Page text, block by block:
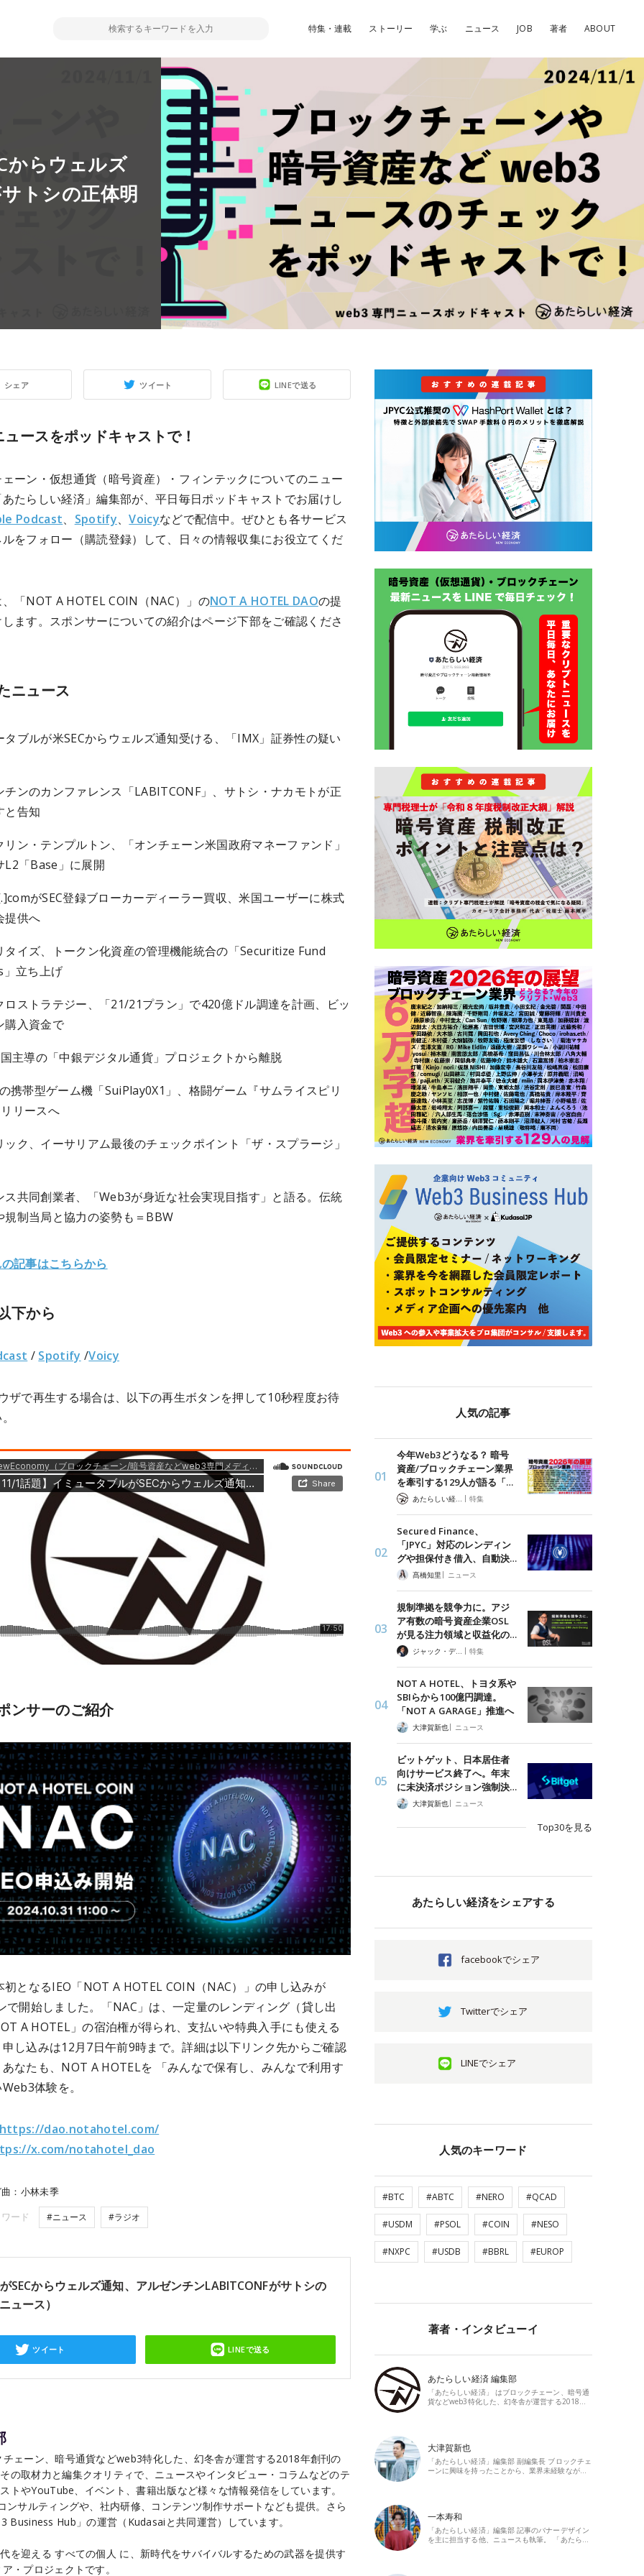
特集・連載 ストーリー 学ぶ ニュース JOB 著者 ABOUT
からウェルズ
トシの正体明
シェア ツイート LINEで送る
ースをポッドキャストで！
ーン・仮想通貨（暗号資産）・フィンテックについてのニュー
たらしい経済」編集部が、平日毎日ポッドキャストでお届けし
Podcast、 Spotify、Voicyなどで配信中。ぜひとも各サービス
をフォロー（購読登録）して、日々の情報収集にお役立てくだ
「NOT A HOTEL COIN（NAC）」のNOT A HOTEL DAOの提
ます。スポンサーについての紹介はページ下部をご確認くださ
ニュース
タブルが米SECからウェルズ通知受ける、「IMX」証券性の疑い
チンのカンファレンス「LABITCONF」、サトシ・ナカモトが正
と告知
リン・テンプルトン、「オンチェーン米国政府マネーファンド」
L2「Base」に展開
がSEC登録ブローカーディーラー買収、米国ユーザーに株式
提供へ
タイズ、トークン化資産の管理機能統合の「Securitize Fund
立ち上げ
ロストラテジー、「21/21プラン」で420億ドル調達を計画、ビッ
購入資金で
主導の「中銀デジタル通貨」プロジェクトから離脱
携帯型ゲーム機「SuiPlay0X1」、格闘ゲーム『サムライスピリ
リースへ
ック、イーサリアム最後のチェックポイント「ザ・スプラージ」
ス共同創業者、「Web3が身近な社会実現目指す」と語る。伝統
規制当局と協力の姿勢も＝BBW
記事はこちらから
下から
/ Spotify /Voicy
ザで再生する場合は、以下の再生ボタンを押して10秒程度お待
ンサーのご紹介
初となるIEO「NOT A HOTEL COIN（NAC）」の申し込みが
で開始しました。「NAC」は、一定量のレンディング（貸し出
A HOTEL」の宿泊権が得られ、支払いや特典入手にも使える
し込みは12月7日午前9時まで。詳細は以下リンク先からご確認
あなたも、NOT A HOTELを 「みんなで保有し、みんなで利用す
体験を。
dao.notahotel.com/
x.com/notahotel_dao
：小林未季
ード
#ニュース #ラジオ
SECからウェルズ通知、アルゼンチンLABITCONFがサトシの
ュース）
ツイート LINEで送る
ェーン、暗号通貨などweb3特化した、幻冬舎が運営する2018年創刊の
の取材力と編集クオリティで、ニュースやインタビュー・コラムなどのテ
トやYouTube、イベント、書籍出版など様々な情報発信をしています。
ンサルティングや、社内研修、コンテンツ制作サポートなども提供。さら
Business Hub」の運営（Kudasaiと共同運営）しています。
を迎える すべての個人 に、新時代をサバイバルするための武器を提供す
・プロジェクトです。
人気の記事
今年Web3どうなる？ 暗号
資産/ブロックチェーン業界
を牽引する129人が語る「…
| 特集
Secured Finance、
「JPYC」対応のレンディン
グや担保付き借入、自動決…
髙橋知里 | ニュース
規制準拠を競争力に。アジ
ア有数の暗号資産企業OSL
が見る注力領域と収益化の…
ジャック・デロン（Jack Derong） | 特集
NOT A HOTEL、トヨタ系や
SBIらから100億円調達。
「NOT A GARAGE」推進へ
大津賀新也| ニュース
ビットゲット、日本居住者
向けサービス終了へ。年末
に未決済ポジション強制決…
大津賀新也| ニュース
Top30を見る
あたらしい経済をシェアする
facebookでシェア
Twitterでシェア
LINEでシェア
人気のキーワード
#BTC #ABTC #NERO #QCAD
#USDM #PSOL #COIN #NESO
#NXPC #USDB #BBRL #EUROP
著者・インタビューイ
あたらしい経済 編集部
「あたらしい経済」 はブロックチェーン、暗号通
貨などweb3特化した、幻冬舎が運営する2018…
大津賀新也
「あたらしい経済」編集部 副編集長 ブロックチェ
ーンに興味を持ったことから、業界未経験なが…
一本寿和
「あたらしい経済」編集部 記事のバナーデザイン
を主に担当する他、ニュースも執筆。 「あたら…